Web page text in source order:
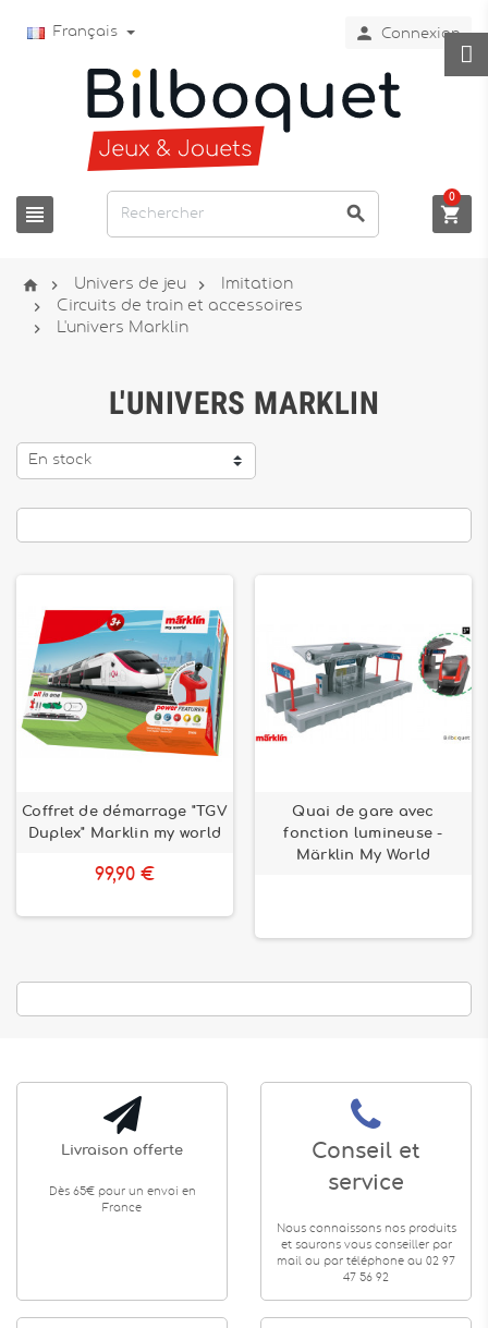
Français  Connexion
  
0
  Univers de jeu  Imitation
 Circuits de train et accessoires
 L'univers Marklin
L'UNIVERS MARKLIN
En stock
Coffret de démarrage "TGV
Duplex" Marklin my world
99,90 €
Quai de gare avec
fonction lumineuse -
Märklin My World
Livraison offerte
Dès 65€ pour un envoi en
France
Conseil et
service
Nous connaissons nos produits
et saurons vous conseiller par
mail ou par téléphone au 02 97
47 56 92